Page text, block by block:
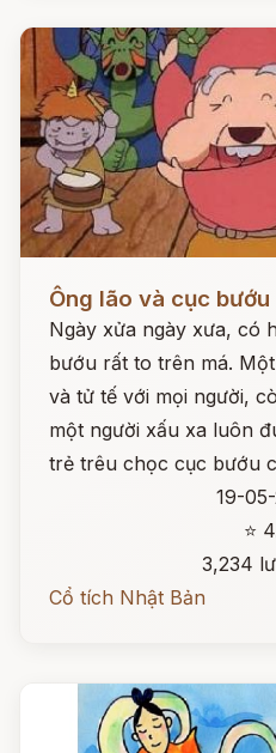
Đọc ngay
Ông lão và cục bướu
Ngày xửa ngày xưa, có
bướu rất to trên má.
và tử tế với mọi người,
một người xấu xa luôn
trẻ trêu chọc cục bướu
19-
⭐
3,234
Cổ tích Nhật Bản